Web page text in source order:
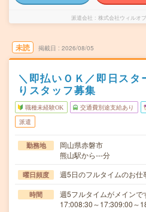
派遣会社 株式会社ウィルオ
未読 掲載日 2026/08/05
＼即払いＯＫ／即日スタ
りスタッフ募集
職種未経験OK 交通費別途支給あり
派遣
勤務地
岡山県赤磐市
熊山駅から---分
曜日頻度 週5日のフルタイムのお仕
時間
週5フルタイムがメイン
17:008:30～17:309:00～